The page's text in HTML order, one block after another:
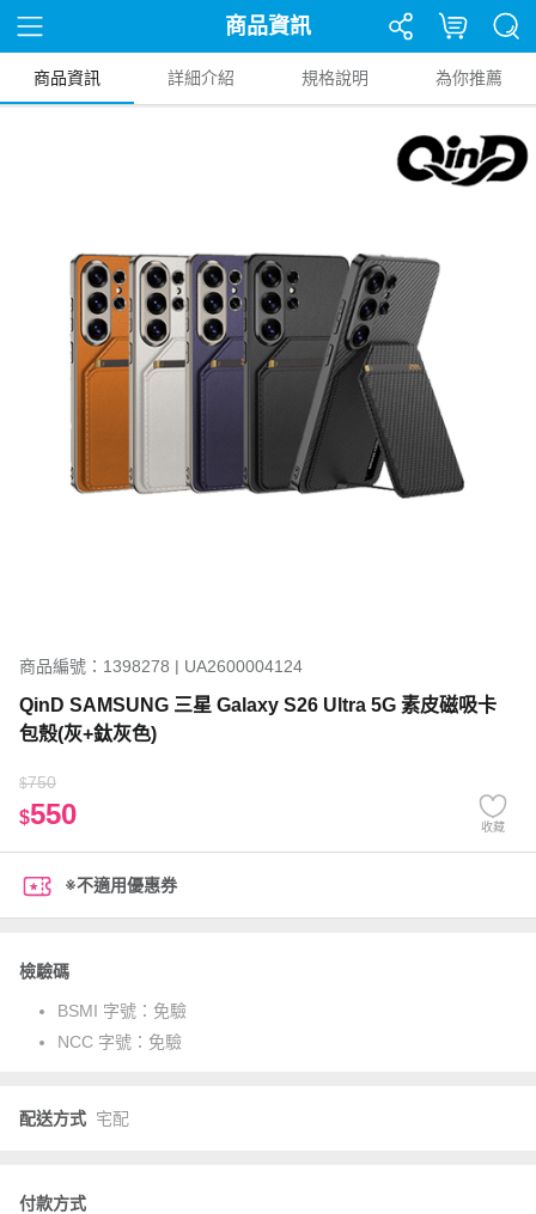
商品資訊
商品資訊 詳細介紹 規格說明 為你推薦
商品編號：1398278 | UA2600004124
QinD SAMSUNG 三星 Galaxy S26 Ultra 5G 素皮磁吸卡
包殼(灰+鈦灰色)
$750
$550 收藏
※不適用優惠券
檢驗碼
BSMI 字號： 免驗
NCC 字號： 免驗
配送方式 宅配
付款方式